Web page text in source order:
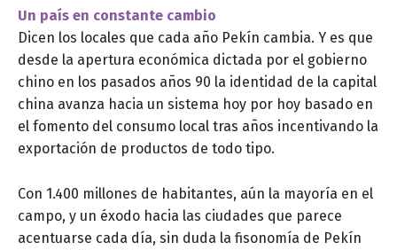
Un país en constante cambio
Dicen los locales que cada año Pekín cambia. Y es que
desde la apertura económica dictada por el gobierno
chino en los pasados años 90 la identidad de la capital
china avanza hacia un sistema hoy por hoy basado en
el fomento del consumo local tras años incentivando la
exportación de productos de todo tipo.
Con 1.400 millones de habitantes, aún la mayoría en el
campo, y un éxodo hacia las ciudades que parece
acentuarse cada día, sin duda la fisonomía de Pekín